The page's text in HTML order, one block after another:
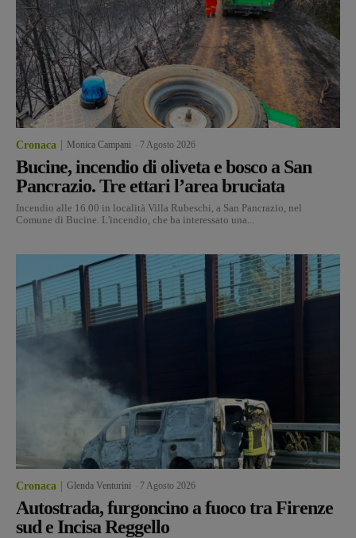
Cronaca Monica Campani 7 Agosto 2026
Bucine, incendio di oliveta e bosco a San
Pancrazio. Tre ettari l’area bruciata
Incendio alle 16.00 in località Villa Rubeschi, a San Pancrazio, nel
Comune di Bucine. L'incendio, che ha interessato una...
Cronaca Glenda Venturini 7 Agosto 2026
Autostrada, furgoncino a fuoco tra Firenze
sud e Incisa Reggello